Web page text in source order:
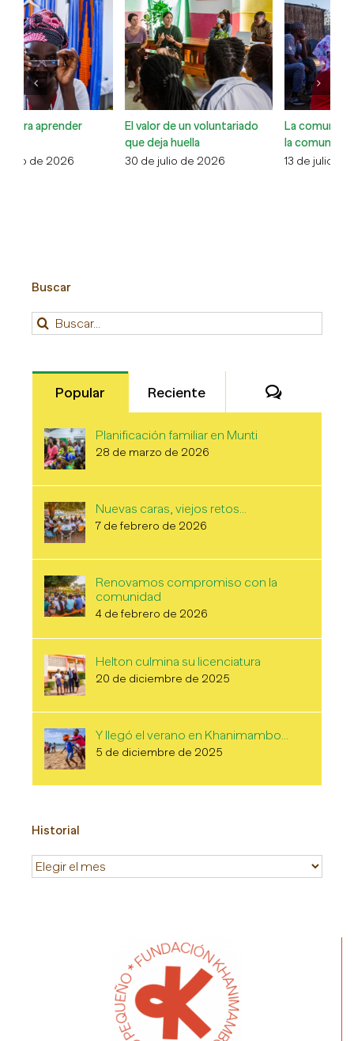
El valor de un voluntariado
30 de julio de 2026
La comunidad cuidando de
la comunidad
13 de julio de 2026
Buscar
Buscar:
Popular Reciente
Planificación familiar en Munti
28 de marzo de 2026
Nuevas caras, viejos retos…
7 de febrero de 2026
Renovamos compromiso con la
comunidad
4 de febrero de 2026
Helton culmina su licenciatura
20 de diciembre de 2025
Y llegó el verano en Khanimambo…
5 de diciembre de 2025
Historial
Historial